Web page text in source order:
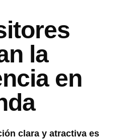
la
en
clara y atractiva es